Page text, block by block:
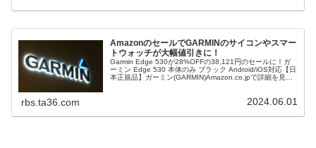
AmazonのセールでGARMINのサイコンやスマー
トウォッチが大幅値引きに！
Garmin Edge 530が28%OFFの38,121円のセールに！ガ
ーミン Edge 530 本体のみ ブラック Android/iOS対応【日
本正規品】ガーミン(GARMIN)Amazon.co.jpで詳細を見
rbs.ta36.com 2024.06.01